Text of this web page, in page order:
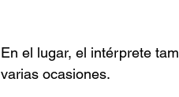
En el lugar, el intérprete
varias ocasiones.